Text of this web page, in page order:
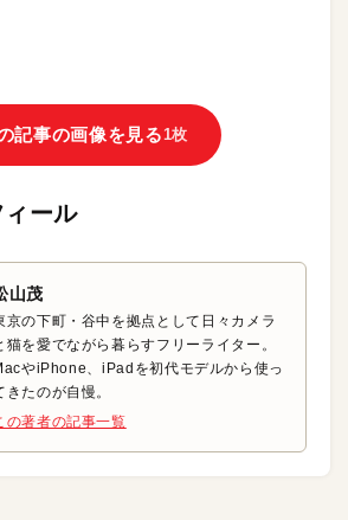
記事の画像を見る1枚
ール
山茂
京の下町・谷中を拠点として日々カメラ
猫を愛でながら暮らすフリーライター。
やiPhone、iPadを初代モデルから使っ
きたのが自慢。
の著者の記事一覧